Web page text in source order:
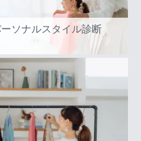
ソナルスタイル診断